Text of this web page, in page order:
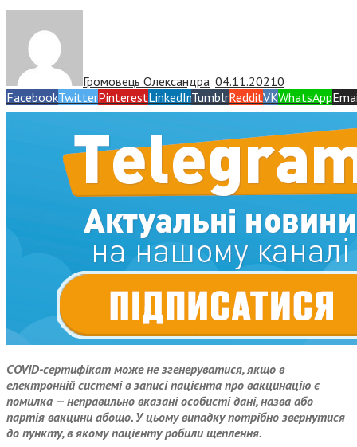
Громовець Олександра—04.11.20210
FacebookTwitterPinterestLinkedInTumblrRedditVKWhatsApp
COVID-сертифікат може не згенеруватися, якщо в
електронній системі в записі пацієнта про вакцинацію є
помилка — неправильно вказані особисті дані, назва або
партія вакцини абощо. У цьому випадку потрібно звернутися
до пункту, в якому пацієнту робили щеплення.